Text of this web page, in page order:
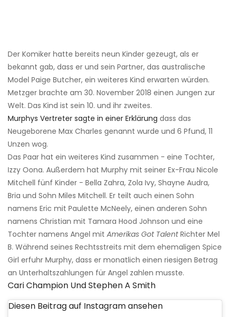
Der Komiker hatte bereits neun Kinder gezeugt, als er
bekannt gab, dass er und sein Partner, das australische
Model Paige Butcher, ein weiteres Kind erwarten würden.
Metzger brachte am 30. November 2018 einen Jungen zur
Welt. Das Kind ist sein 10. und ihr zweites.
Murphys Vertreter sagte in einer Erklärung dass das
Neugeborene Max Charles genannt wurde und 6 Pfund, 11
Unzen wog.
Das Paar hat ein weiteres Kind zusammen - eine Tochter,
Izzy Oona. Außerdem hat Murphy mit seiner Ex-Frau Nicole
Mitchell fünf Kinder - Bella Zahra, Zola Ivy, Shayne Audra,
Bria und Sohn Miles Mitchell. Er teilt auch einen Sohn
namens Eric mit Paulette McNeely, einen anderen Sohn
namens Christian mit Tamara Hood Johnson und eine
Tochter namens Angel mit Amerikas Got TalentRichter Mel
B. Während seines Rechtsstreits mit dem ehemaligen Spice
Girl erfuhr Murphy, dass er monatlich einen riesigen Betrag
an Unterhaltszahlungen für Angel zahlen musste.
Cari Champion Und Stephen A Smith
Diesen Beitrag auf Instagram ansehen